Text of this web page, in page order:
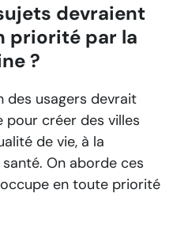
devraient
priorité par la
?
des usagers devrait
créer des villes
de vie, à la
On aborde ces
en toute priorité